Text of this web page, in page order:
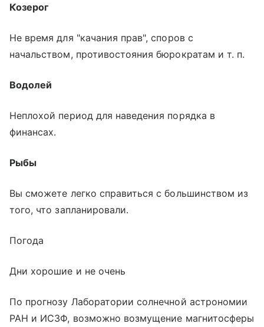
Козерог
Не время для "качания прав", споров с
начальством, противостояния бюрократам и т. п.
Водолей
Неплохой период для наведения порядка в
финансах.
Рыбы
Вы сможете легко справиться с большинством из
того, что запланировали.
Погода
Дни хорошие и не очень
По прогнозу Лаборатории солнечной астрономии
РАН и ИСЗФ, возможно возмущение магнитосферы